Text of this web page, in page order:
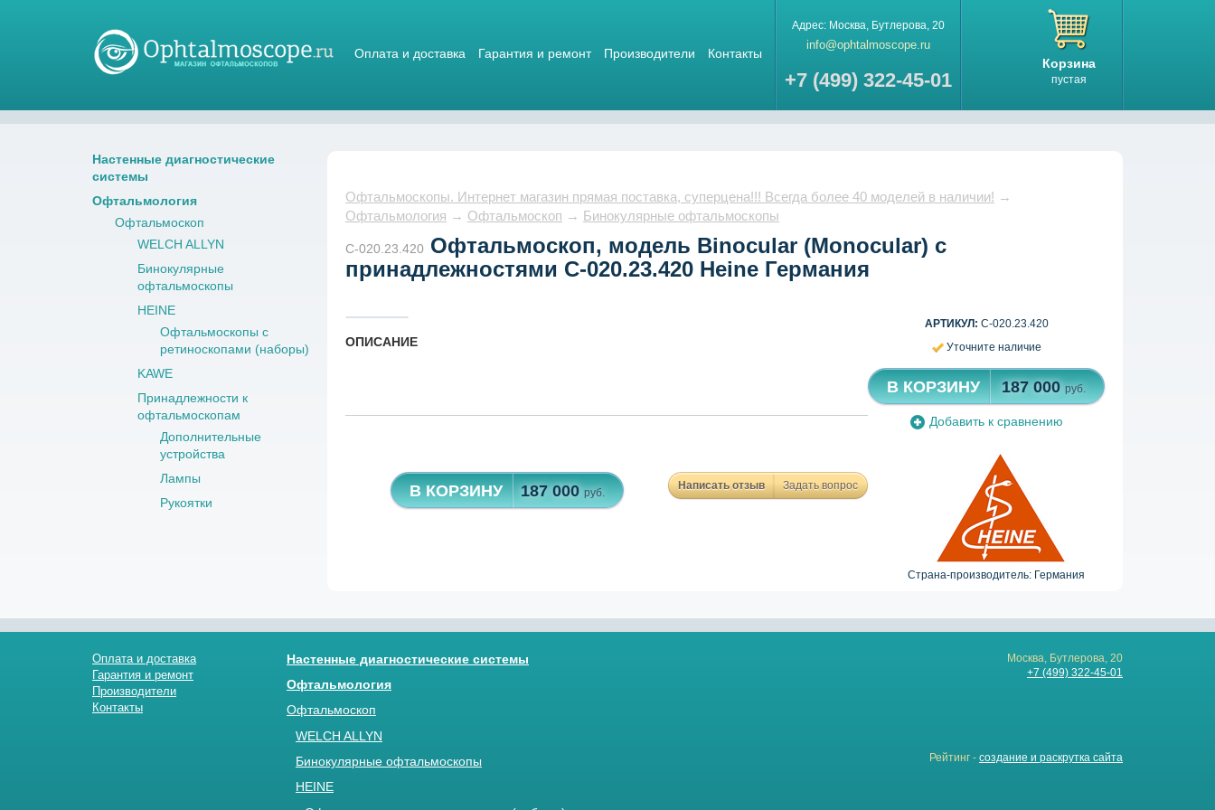
Оплата и доставка Гарантия и ремонт Производители Контакты
Адрес: Москва, Бутлерова, 20
info@ophtalmoscope.ru
+7 (499) 322-45-01
Корзина
пустая
Настенные диагностические
системы
Офтальмология
Офтальмоскоп
WELCH ALLYN
Бинокулярные
офтальмоскопы
HEINE
Офтальмоскопы с
ретиноскопами (наборы)
KAWE
Принадлежности к
офтальмоскопам
Дополнительные
устройства
Лампы
Рукоятки
Офтальмоскопы. Интернет магазин прямая поставка, суперцена!!! Всегда более 40 моделей в наличии! →
Офтальмология → Офтальмоскоп → Бинокулярные офтальмоскопы
С-020.23.420 Офтальмоскоп, модель Binocular (Monocular) с
принадлежностями С-020.23.420 Heine Германия
АРТИКУЛ: С-020.23.420
Уточните наличие
В КОРЗИНУ 187 000руб.
Добавить к сравнению
Страна-производитель: Германия
ОПИСАНИЕ
Написать отзыв Задать вопрос
В КОРЗИНУ 187 000руб.
Оплата и доставка
Гарантия и ремонт
Производители
Контакты
Настенные диагностические системы
Офтальмология
Офтальмоскоп
WELCH ALLYN
Бинокулярные офтальмоскопы
HEINE
Москва, Бутлерова, 20
+7 (499) 322-45-01
Рейтинг - создание и раскрутка сайта